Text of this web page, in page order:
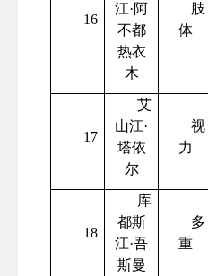
16
江·阿
不都
热衣
木
肢
体
17
艾
山江·
塔依
尔
视
力
18
库
都斯
江·吾
斯曼
多
重